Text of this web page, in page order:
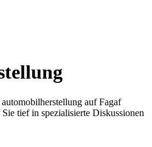
auf Fagaf
tief in spezialisierte Diskussionen